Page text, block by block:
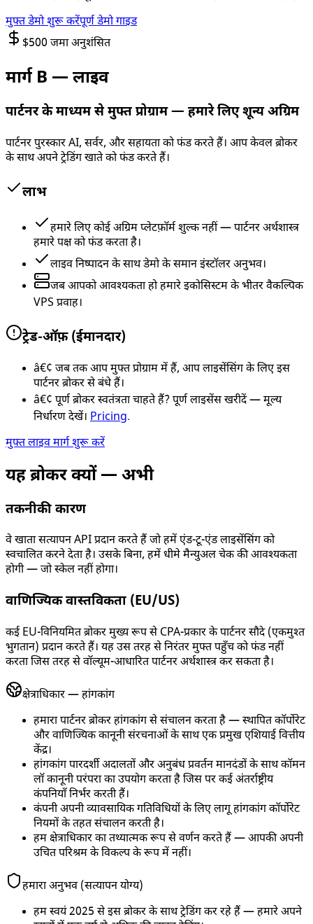
मुफ्त डेमो शुरू करेंपूर्ण डेमो गाइड
$500 जमा अनुशंसित
मार्ग B — लाइव
पार्टनर के माध्यम से मुफ्त प्रोग्राम — हमारे लिए शून्य अग्रिम
पार्टनर पुरस्कार AI, सर्वर, और सहायता को फंड करते हैं। आप केवल ब्रोकर
के साथ अपने ट्रेडिंग खाते को फंड करते हैं।
लाभ
हमारे लिए कोई अग्रिम प्लेटफ़ॉर्म शुल्क नहीं — पार्टनर अर्थशास्त्र
हमारे पक्ष को फंड करता है।
लाइव निष्पादन के साथ डेमो के समान इंस्टॉलर अनुभव।
जब आपको आवश्यकता हो हमारे इकोसिस्टम के भीतर वैकल्पिक
VPS प्रवाह।
ट्रेड-ऑफ़ (ईमानदार)
â€¢ जब तक आप मुफ्त प्रोग्राम में हैं, आप लाइसेंसिंग के लिए इस
पार्टनर ब्रोकर से बंधे हैं।
â€¢ पूर्ण ब्रोकर स्वतंत्रता चाहते हैं? पूर्ण लाइसेंस खरीदें — मूल्य
निर्धारण देखें। Pricing.
मुफ्त लाइव मार्ग शुरू करें
यह ब्रोकर क्यों — अभी
तकनीकी कारण
वे खाता सत्यापन API प्रदान करते हैं जो हमें एंड-टू-एंड लाइसेंसिंग को
स्वचालित करने देता है। उसके बिना, हमें धीमे मैन्युअल चेक की आवश्यकता
होगी — जो स्केल नहीं होगा।
वाणिज्यिक वास्तविकता (EU/US)
कई EU-विनियमित ब्रोकर मुख्य रूप से CPA-प्रकार के पार्टनर सौदे (एकमुश्त
भुगतान) प्रदान करते हैं। यह उस तरह से निरंतर मुफ्त पहुँच को फंड नहीं
करता जिस तरह से वॉल्यूम-आधारित पार्टनर अर्थशास्त्र कर सकता है।
क्षेत्राधिकार — हांगकांग
हमारा पार्टनर ब्रोकर हांगकांग से संचालन करता है — स्थापित कॉर्पोरेट
और वाणिज्यिक कानूनी संरचनाओं के साथ एक प्रमुख एशियाई वित्तीय
केंद्र।
हांगकांग पारदर्शी अदालतों और अनुबंध प्रवर्तन मानदंडों के साथ कॉमन
लॉ कानूनी परंपरा का उपयोग करता है जिस पर कई अंतर्राष्ट्रीय
कंपनियाँ निर्भर करती हैं।
कंपनी अपनी व्यावसायिक गतिविधियों के लिए लागू हांगकांग कॉर्पोरेट
नियमों के तहत संचालन करती है।
हम क्षेत्राधिकार का तथ्यात्मक रूप से वर्णन करते हैं — आपकी अपनी
उचित परिश्रम के विकल्प के रूप में नहीं।
हमारा अनुभव (सत्यापन योग्य)
हम स्वयं 2025 से इस ब्रोकर के साथ ट्रेडिंग कर रहे हैं — हमारे अपने